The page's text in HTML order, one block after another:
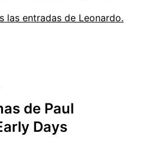
las entradas de Leonardo.
de Paul
Days